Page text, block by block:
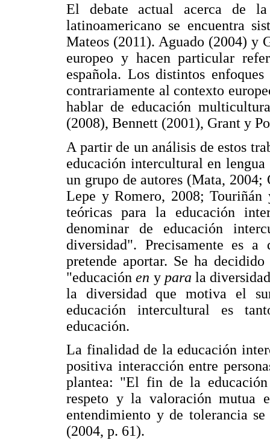
El debate actual acerca de
latinoamericano se encuentra
Mateos (2011). Aguado (2004) y
europeo y hacen particular
española. Los distintos
contrariamente al contexto
hablar de educación
(2008), Bennett (2001), Grant y
A partir de un análisis de estos
educación intercultural en
un grupo de autores (Mata,
Lepe y Romero, 2008; Touriñán
teóricas para la educación
denominar de educación
diversidad". Precisamente es
pretende aportar. Se ha
"educaciónen y parala
la diversidad que motiva el
educación intercultural es
educación.
La finalidad de la educación
positiva interacción entre
plantea: "El fin de la
respeto y la valoración mutua
entendimiento y de tolerancia
(2004, p. 61).